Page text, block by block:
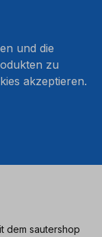
und die
zu
akzeptieren.
dem sautershop